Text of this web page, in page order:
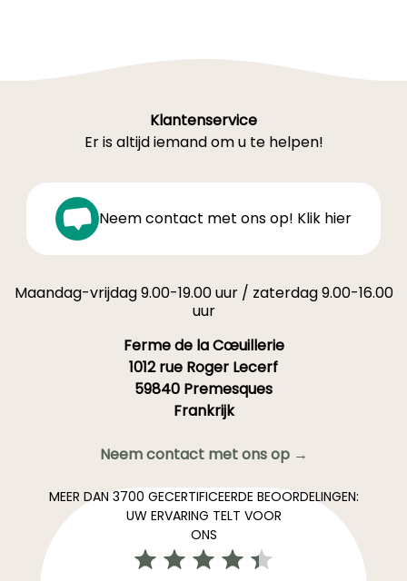
Klantenservice
Er is altijd iemand om u te helpen!
Neem contact met ons op! Klik hier
Maandag-vrijdag 9.00-19.00 uur / zaterdag 9.00-16.00
uur
Ferme de la Cœuillerie
1012 rue Roger Lecerf
59840 Premesques
Frankrijk
Neem contact met ons op →
MEER DAN 3700 GECERTIFICEERDE BEOORDELINGEN:
UW ERVARING TELT VOOR
ONS